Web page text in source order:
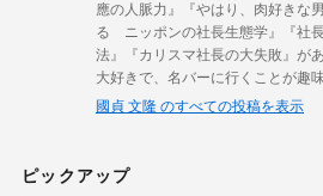
應の人脈力』『やはり、肉好きな
る ニッポンの社長生態学』『社
法』『カリスマ社長の大失敗』が
大好きで、名バーに行くことが趣味
國貞 文隆 のすべての投稿を表示
ピックアップ